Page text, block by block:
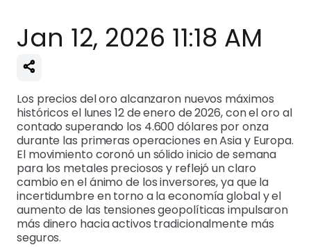
Jan 12, 2026 11:18 AM
Los precios del oro alcanzaron nuevos máximos
históricos el lunes 12 de enero de 2026, con el oro al
contado superando los 4.600 dólares por onza
durante las primeras operaciones en Asia y Europa.
El movimiento coronó un sólido inicio de semana
para los metales preciosos y reflejó un claro
cambio en el ánimo de los inversores, ya que la
incertidumbre en torno a la economía global y el
aumento de las tensiones geopolíticas impulsaron
más dinero hacia activos tradicionalmente más
seguros.